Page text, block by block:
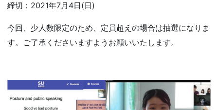
締切：2021年7月4日(日)
今回、少人数限定のため、定員超えの場合は抽選になりま
す。ご了承くださいますようお願いいたします。